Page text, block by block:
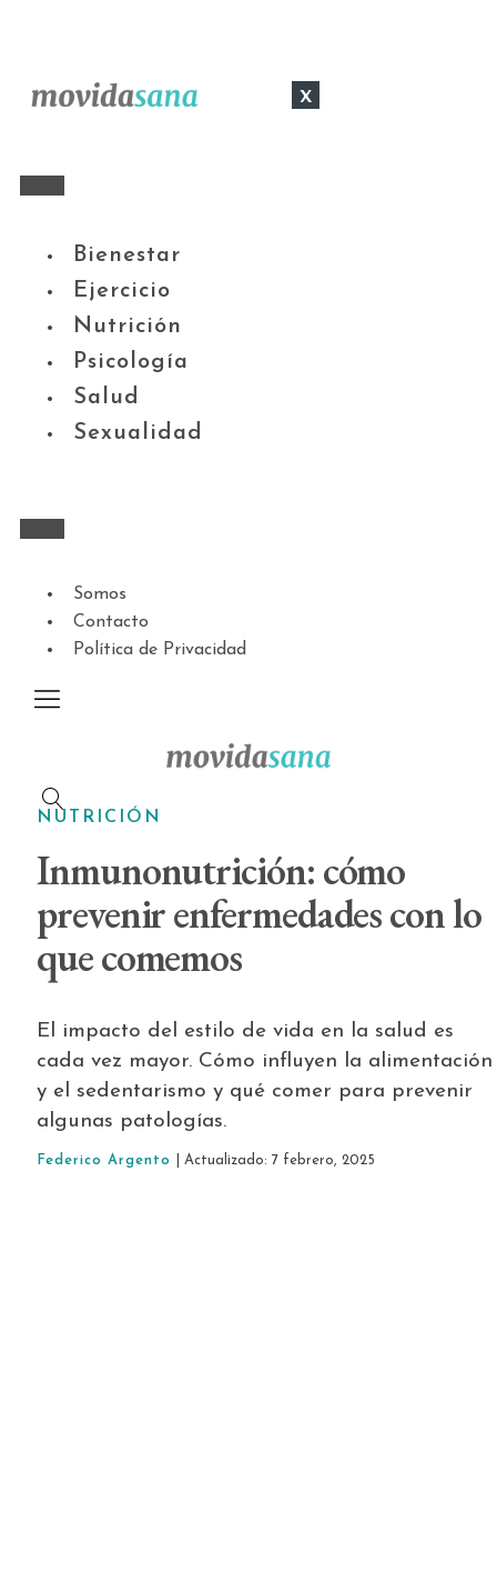
x
Bienestar
Ejercicio
Nutrición
Psicología
Salud
Sexualidad
Somos
Contacto
Política de Privacidad
NUTRICIÓN
Inmunonutrición: cómo
prevenir enfermedades con lo
que comemos
El impacto del estilo de vida en la salud es
cada vez mayor. Cómo influyen la alimentación
y el sedentarismo y qué comer para prevenir
algunas patologías.
Federico Argento | Actualizado: 7 febrero, 2025